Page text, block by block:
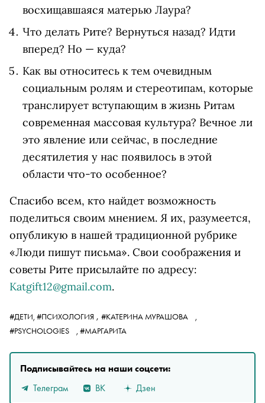
восхищавшаяся матерью Лаура?
Что делать Рите? Вернуться назад? Идти
вперед? Но — куда?
Как вы относитесь к тем очевидным
социальным ролям и стереотипам, которые
транслирует вступающим в жизнь Ритам
современная массовая культура? Вечное ли
это явление или сейчас, в последние
десятилетия у нас появилось в этой
области что-то особенное?
Спасибо всем, кто найдет возможность
поделиться своим мнением. Я их, разумеется,
опубликую в нашей традиционной рубрике
«Люди пишут письма». Свои соображения и
советы Рите присылайте по адресу:
Katgift12@gmail.com.
#ДЕТИ, #ПСИХОЛОГИЯ , #КАТЕРИНА МУРАШОВА
,
#PSYCHOLOGIES
, #МАРГАРИТА
Подписывайтесь на наши соцсети:
Телеграм
ВК Дзен